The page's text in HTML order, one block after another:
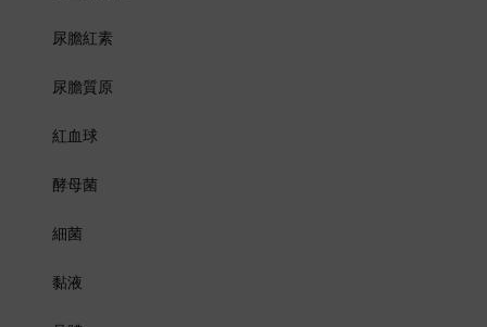
尿膽紅素
尿膽質原
紅血球
酵母菌
細菌
黏液